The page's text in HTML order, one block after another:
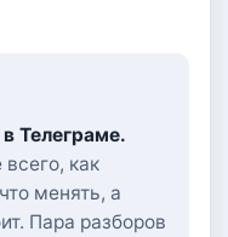
Телеграме.
как
менять, а
Пара разборов